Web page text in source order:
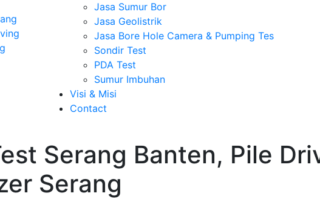
Jasa Sumur Bor
Jasa Geolistrik
Jasa Bore Hole Camera & Pumping Tes
Sondir Test
PDA Test
Sumur Imbuhan
Visi & Misi
Contact
Serang Banten, Pile
Serang